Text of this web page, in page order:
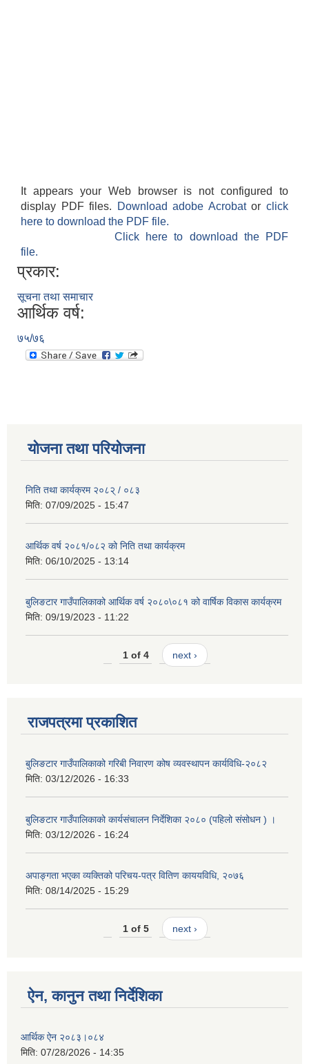
It appears your Web browser is not configured to
display PDF files.
Download adobe Acrobatorclick
here to download the PDF file.
Click here to download the PDF
file.
प्रकार:
सूचना तथा समाचार
आर्थिक वर्ष:
७५/७६
योजना तथा परियोजना
निति तथा कार्यक्रम २०८२् / ०८३
मिति: 07/09/2025 - 15:47
आर्थिक वर्ष २०८१/०८२ को निति तथा कार्यक्रम
मिति: 06/10/2025 - 13:14
बुलिङटार गाउँपालिकाको आर्थिक वर्ष २०८०\०८१ को वार्षिक विकास कार्यक्रम
मिति: 09/19/2023 - 11:22
1 of 4 next ›
राजपत्रमा प्रकाशित
बुलिङटार गाउँपालिकाको गरिबी निवारण कोष व्यवस्थापन कार्यविधि-२०८२
मिति: 03/12/2026 - 16:33
बुलिङटार गाउँपालिकाको कार्यसंचालन निर्देशिका २०८० (पहिलो संसोधन ) ।
मिति: 03/12/2026 - 16:24
अपाङ्गता भएका व्यक्तिको परिचय-पत्र वितिण काययविधि, २०७६
मिति: 08/14/2025 - 15:29
1 of 5 next ›
ऐन, कानुन तथा निर्देशिका
आर्थिक ऐन २०८३।०८४
मिति: 07/28/2026 - 14:35